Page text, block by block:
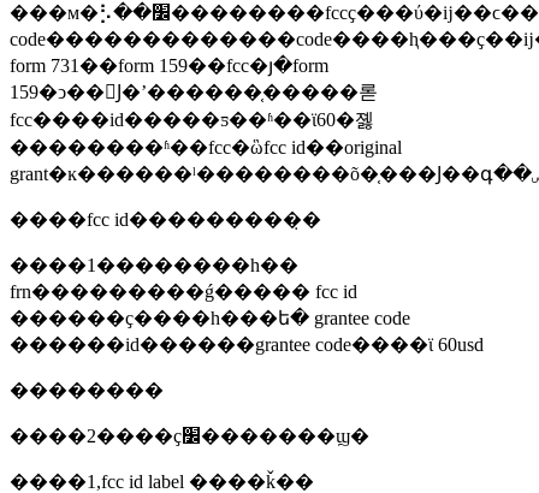
���м�⡣��׼��������fccҫ���ύ�ĳ��ϲ��ҽ�ⱨ���ѿ����ʱ��fccӧ���ѿ���׼��grantee
form 731��form 159��fcc�յ�form
159�ͻ��󣬾Ϳ�ʼ������֤�����롣
fcc����id�����ƽ��ʱ��ϊ60�졣
��������ʱ��fcc�ὣfcc id��original
����fcc id���������̣�
����1��������һ��
frn���������ǵ����� fcc id
������ҫ����һ���ե� grantee code
������id������grantee code����ϊ 60usd
��������
����2����ҫ׼�������ϣ�
����1,fcc id label ����ǩ��